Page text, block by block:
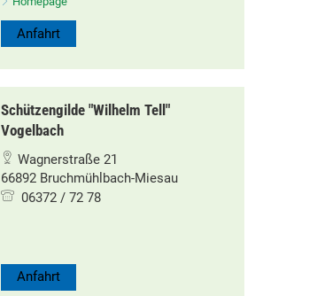
Anfahrt
Schützengilde "Wilhelm Tell"
Vogelbach
Wagnerstraße 21
66892 Bruchmühlbach-Miesau
06372 / 72 78
Anfahrt